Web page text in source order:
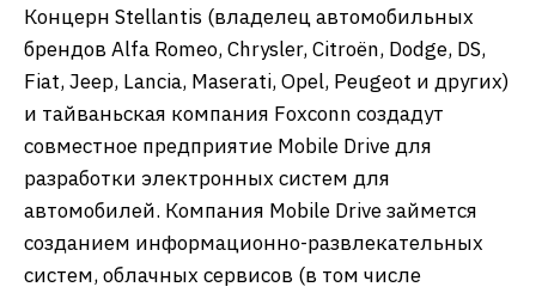
Концерн Stellantis (владелец автомобильных
брендов Alfa Romeo, Chrysler, Citroën, Dodge, DS,
Fiat, Jeep, Lancia, Maserati, Opel, Peugeot и других)
и тайваньская компания Foxconn создадут
совместное предприятие Mobile Drive для
разработки электронных систем для
автомобилей. Компания Mobile Drive займется
созданием информационно-развлекательных
систем, облачных сервисов (в том числе